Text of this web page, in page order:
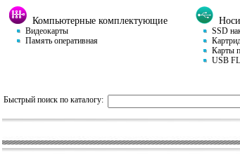
Компьютерные комплектующие
Видеокарты
Память оперативная
SSD
Карты
USB
Быстрый поиск по каталогу: